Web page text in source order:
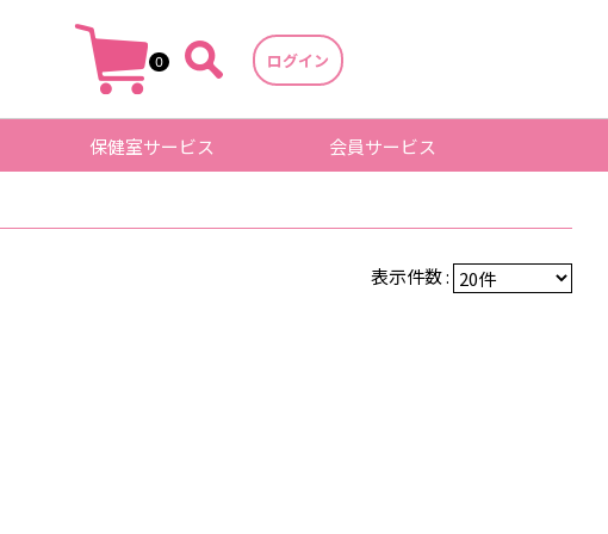
0 ログイン
保健室サービス 会員サービス
表示件数 :